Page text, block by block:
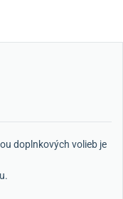
doplnkových volieb je